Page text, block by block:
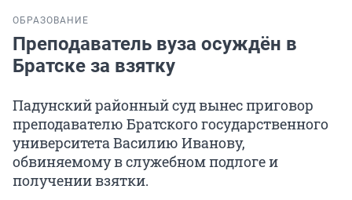
ОБРАЗОВАНИЕ
Преподаватель вуза осуждён в
Братске за взятку
Падунский районный суд вынес приговор
преподавателю Братского государственного
университета Василию Иванову,
обвиняемому в служебном подлоге и
получении взятки.